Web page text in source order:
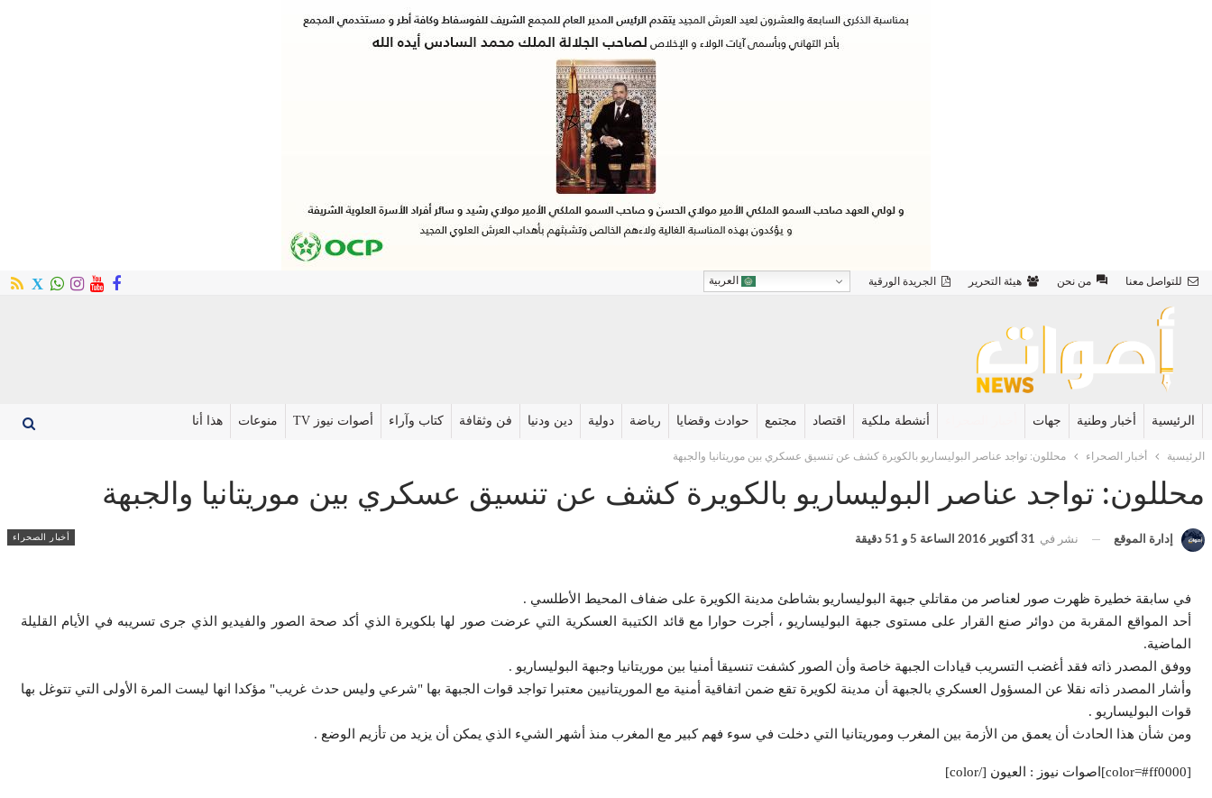
للتواصل معنا من نحن هيئة التحرير الجريدة الورقية العربية
الرئيسية أخبار وطنية جهات أنشطة ملكية اقتصاد مجتمع حوادث وقضايا رياضة دولية دين ودنيا فن وثقافة كتاب وآراء أصوات نيوز TV منوعات هذا أنا
الرئيسية أخبار الصحراء محللون: تواجد عناصر البوليساريو بالكويرة كشف عن تنسيق عسكري بين موريتانيا والجبهة
محللون: تواجد عناصر البوليساريو بالكويرة كشف عن تنسيق عسكري بين موريتانيا والجبهة
أخبار الصحراء إدارة الموقع نشر في 31 أكتوبر 2016 الساعة 5 و 51 دقيقة
في سابقة خطيرة ظهرت صور لعناصر من مقاتلي جبهة البوليساريو بشاطئ مدينة الكويرة على ضفاف المحيط الأطلسي .
أحد المواقع المقربة من دوائر صنع القرار على مستوى جبهة البوليساريو ، أجرت حوارا مع قائد الكتيبة العسكرية التي عرضت صور لها بلكويرة الذي أكد صحة الصور والفيديو الذي جرى تسريبه في الأيام القليلة
الماضية.
ووفق المصدر ذاته فقد أغضب التسريب قيادات الجبهة خاصة وأن الصور كشفت تنسيقا أمنيا بين موريتانيا وجبهة البوليساريو .
وأشار المصدر ذاته نقلا عن المسؤول العسكري بالجبهة أن مدينة لكويرة تقع ضمن اتفاقية أمنية مع الموريتانيين معتبرا تواجد قوات الجبهة بها "شرعي وليس حدث غريب" مؤكدا انها ليست المرة الأولى التي تتوغل بها
قوات البوليساريو .
ومن شأن هذا الحادث أن يعمق من الأزمة بين المغرب وموريتانيا التي دخلت في سوء فهم كبير مع المغرب منذ أشهر الشيء الذي يمكن أن يزيد من تأزيم الوضع .
[color=#ff0000]اصوات نيوز : العيون [/color]